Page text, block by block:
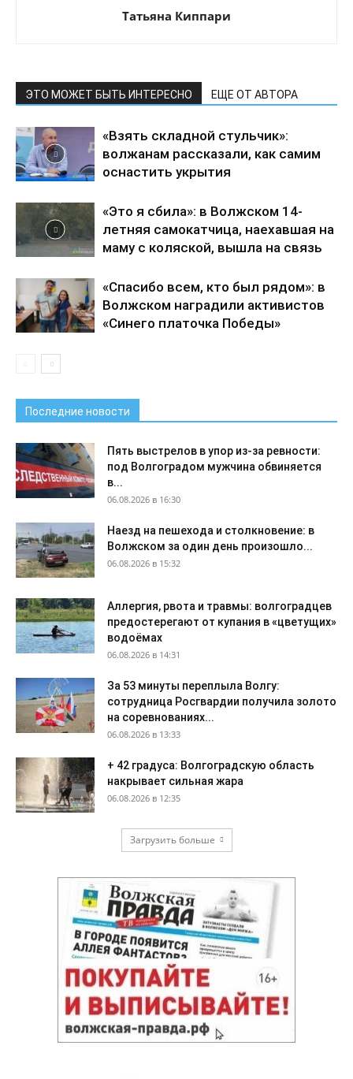
Татьяна Киппари
ЭТО МОЖЕТ БЫТЬ ИНТЕРЕСНО ЕЩЕ ОТ АВТОРА
«Взять складной стульчик»:
волжанам рассказали, как самим
оснастить укрытия
«Это я сбила»: в Волжском 14-
летняя самокатчица, наехавшая на
маму с коляской, вышла на связь
«Спасибо всем, кто был рядом»: в
Волжском наградили активистов
«Синего платочка Победы»
Последние новости
Пять выстрелов в упор из-за ревности:
под Волгоградом мужчина обвиняется
в...
06.08.2026 в 16:30
Наезд на пешехода и столкновение: в
Волжском за один день произошло...
06.08.2026 в 15:32
Аллергия, рвота и травмы: волгоградцев
предостерегают от купания в «цветущих»
водоёмах
06.08.2026 в 14:31
За 53 минуты переплыла Волгу:
сотрудница Росгвардии получила золото
на соревнованиях...
06.08.2026 в 13:33
+ 42 градуса: Волгоградскую область
накрывает сильная жара
06.08.2026 в 12:35
Загрузить больше